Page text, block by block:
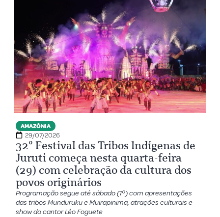
AMAZÔNIA
29/07/2026
32º Festival das Tribos Indígenas de
Juruti começa nesta quarta-feira
(29) com celebração da cultura dos
povos originários
Programação segue até sábado (1º) com apresentações
das tribos Munduruku e Muirapinima, atrações culturais e
show do cantor Léo Foguete